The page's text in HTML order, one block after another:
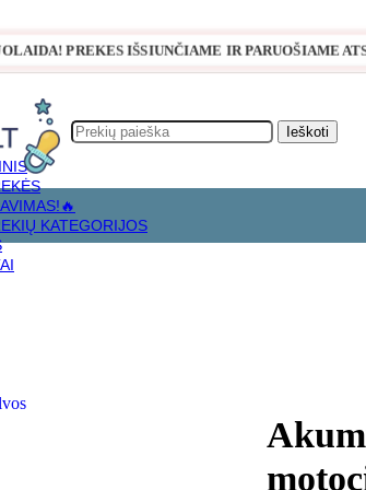
PREKES IŠSIUNČIAME IR PARUOŠIAME
Ieškoti
KATEGORIJOS
spalvos